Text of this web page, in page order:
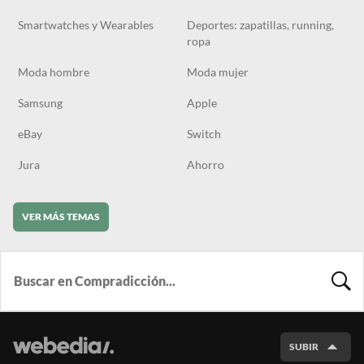
Smartwatches y Wearables
Deportes: zapatillas, running,
ropa
Moda hombre Moda mujer
Samsung Apple
eBay Switch
Jura Ahorro
VER MÁS TEMAS
SUBIR